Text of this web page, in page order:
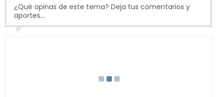
¿Qué opinas de este tema? Deja tus comentarios y
aportes...